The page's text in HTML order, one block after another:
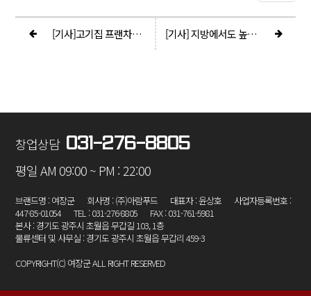
[기사]고기집 프랜차이즈 돼지특수부위전문점 ‘여장군’이 전하는 저비용 고효율의 미학! [기사] 지방에서도 높은 매출! 역시 고기집 창업은 ‘여장군’
창업상담 031-276-8805
평일 AM 09:00 ~ PM : 22:00
브랜드명 : 여장군 회사명 : (주)아람푸드 대표자 : 윤상호
사업자등록번호 :
447-85-01054
TEL : 031-276-8805
FAX : 031-761-5981
본사 : 경기도 광주시 초월읍 무갑길 103, 1층
물류센터 및 사무실 : 경기도 광주시 초월읍 무갑리 459-3
COPYRIGHT(C) 여장군 ALL RIGHT RESERVED